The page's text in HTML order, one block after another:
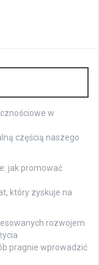
w
częścią naszego
jak promować
który zyskuje na
rozwojem
pragnie wprowadzić